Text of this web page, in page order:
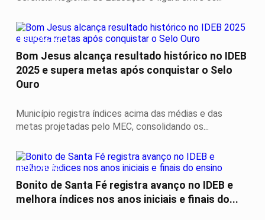
EDUCAÇÃO
Bom Jesus alcança resultado histórico no IDEB
2025 e supera metas após conquistar o Selo
Ouro
Município registra índices acima das médias e das
metas projetadas pelo MEC, consolidando os...
EDUCAÇÃO
Bonito de Santa Fé registra avanço no IDEB e
melhora índices nos anos iniciais e finais do...